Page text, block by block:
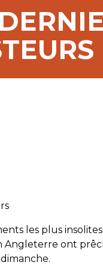
les plus
Angleterre ont